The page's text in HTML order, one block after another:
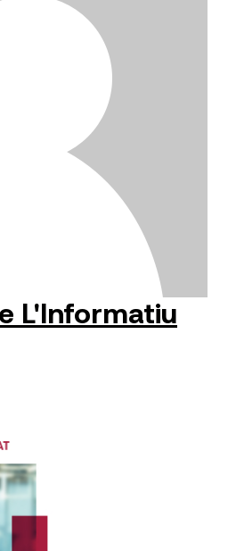
L'Informatiu